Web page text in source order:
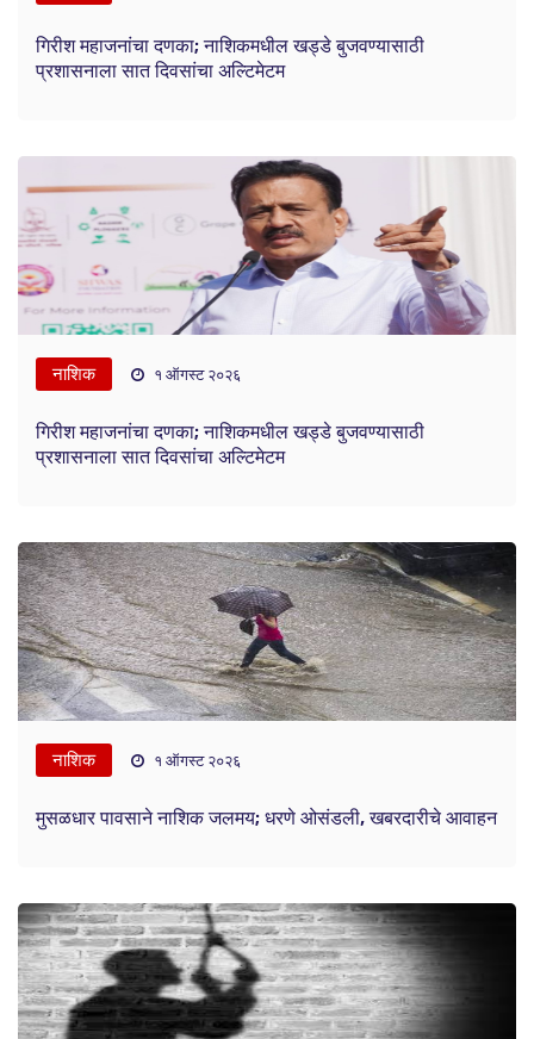
गिरीश महाजनांचा दणका; नाशिकमधील खड्डे बुजवण्यासाठी
प्रशासनाला सात दिवसांचा अल्टिमेटम
नाशिक १ ऑगस्ट २०२६
गिरीश महाजनांचा दणका; नाशिकमधील खड्डे बुजवण्यासाठी
प्रशासनाला सात दिवसांचा अल्टिमेटम
नाशिक १ ऑगस्ट २०२६
मुसळधार पावसाने नाशिक जलमय; धरणे ओसंडली, खबरदारीचे आवाहन